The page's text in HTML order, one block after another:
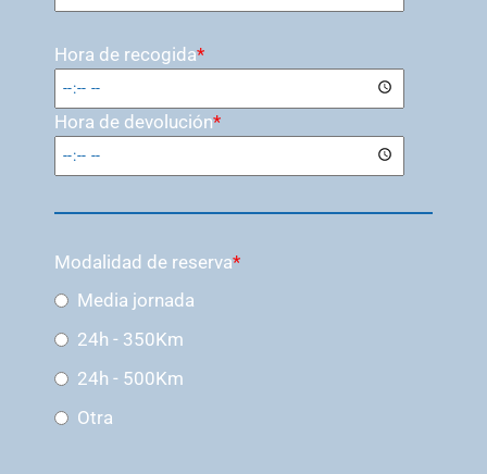
Hora de recogida*
Hora de devolución*
Modalidad de reserva*
Media jornada
24h - 350Km
24h - 500Km
Otra